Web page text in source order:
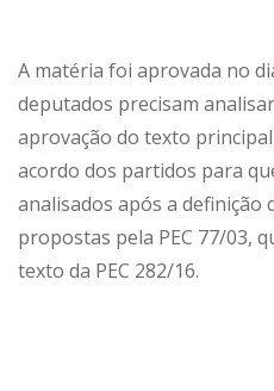
A matéria foi aprovada no
deputados precisam
aprovação do texto
acordo dos partidos para
analisados após a definição
propostas pela PEC 77/03,
texto da PEC 282/16.